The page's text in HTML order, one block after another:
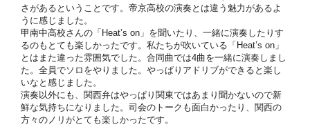
さがあるということです。帝京高校の演奏とは違う魅力があるよ
うに感じました。
甲南中高校さんの「Heat’s on」を聞いたり、一緒に演奏したりす
るのもとても楽しかったです。私たちが吹いている「Heat’s on」
とはまた違った雰囲気でした。合同曲では4曲を一緒に演奏しまし
た。全員でソロをやりました。やっぱりアドリブができると楽し
いなと感じました。
演奏以外にも、関西弁はやっぱり関東ではあまり聞かないので新
鮮な気持ちになりました。司会のトークも面白かったり、関西の
方々のノリがとても楽しかったです。